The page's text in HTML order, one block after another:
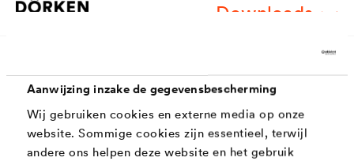
Aanwijzing inzake de gegevensbescherming
Wij gebruiken cookies en externe media op onze
website. Sommige cookies zijn essentieel, terwijl
andere ons helpen deze website en het gebruik
Downloads
Kenmerken
zeer goede corrossiebescherming voor ijzer en